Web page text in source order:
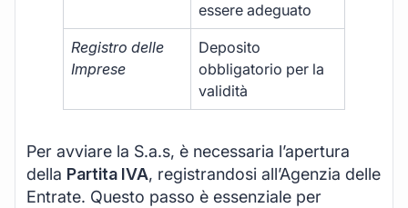
essere adeguato
Registro delle
Imprese
Deposito
obbligatorio per la
validità
Per avviare la S.a.s, è necessaria l’apertura
della Partita IVA, registrandosi all’Agenzia delle
Entrate. Questo passo è essenziale per